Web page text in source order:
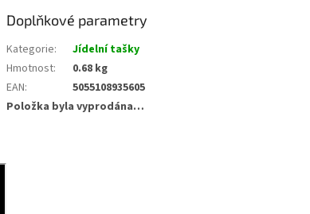
Doplňkové parametry
Kategorie:
Jídelní tašky
Hmotnost:
0.68 kg
EAN:
5055108935605
Položka byla vyprodána…